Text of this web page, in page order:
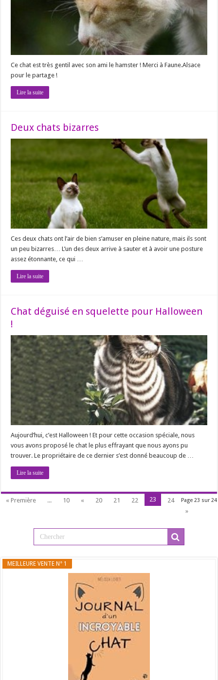
Ce chat est très gentil avec son ami le hamster ! Merci à Faune.Alsace
pour le partage !
Lire la suite
Deux chats bizarres
Ces deux chats ont l’air de bien s’amuser en pleine nature, mais ils sont
un peu bizarres… L’un des deux arrive à sauter et à avoir une posture
assez étonnante, ce qui …
Lire la suite
Chat déguisé en squelette pour Halloween
!
Aujourd’hui, c’est Halloween ! Et pour cette occasion spéciale, nous
vous avons proposé le chat le plus effrayant que nous ayons pu
trouver. Le propriétaire de ce dernier s’est donné beaucoup de …
Lire la suite
Page 23 sur 24
« Première ... 10 « 20 21 22 23
24
»
MEILLEURE VENTE N° 1